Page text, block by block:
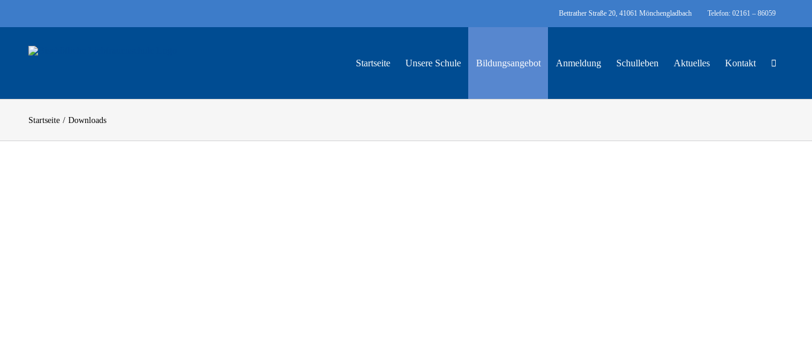
Bettrather Straße 20, 41061 Mönchengladbach Telefon: 02161 – 86059
Startseite Unsere Schule Bildungs­angebot Anmeldung Schulleben Aktuelles Kontakt
Startseite Downloads